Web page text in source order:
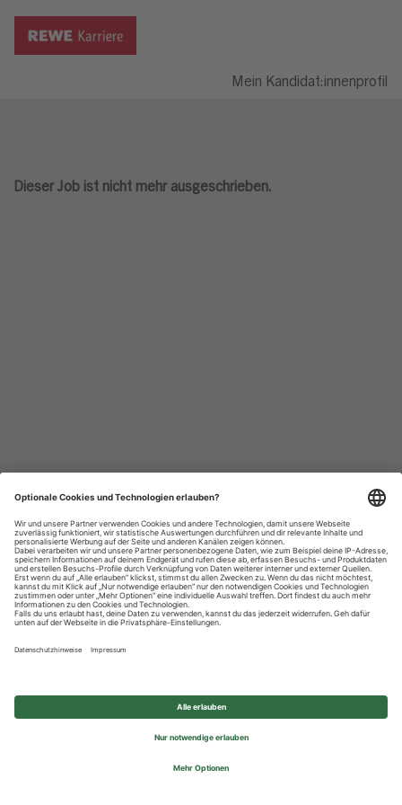
Mein Kandidat:innenprofil
Dieser Job ist nicht mehr ausgeschrieben.
Datenschutzhinweise
Impressum
Privatsphäre-Einstellungen
© 2026 REWE Group - All rights reserved